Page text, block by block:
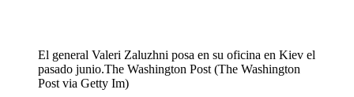
El general Valeri Zaluzhni posa en su oficina en Kiev el
pasado junio.The Washington Post (The Washington
Post via Getty Im)